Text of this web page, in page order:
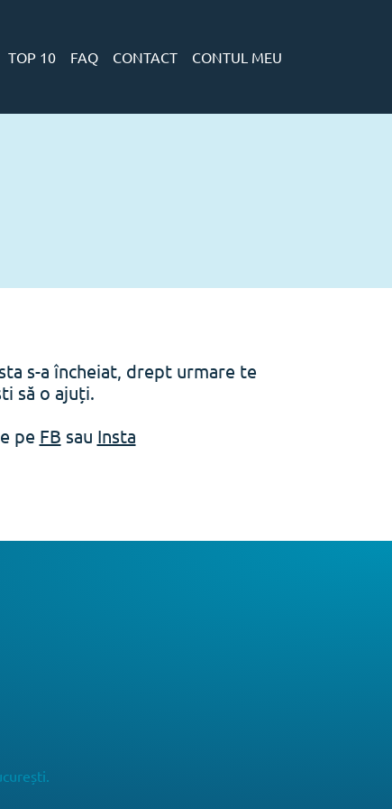
TOP 10 FAQ CONTACT CONTUL MEU
s-a încheiat, drept urmare te
să o ajuți.
pe FB sau Insta